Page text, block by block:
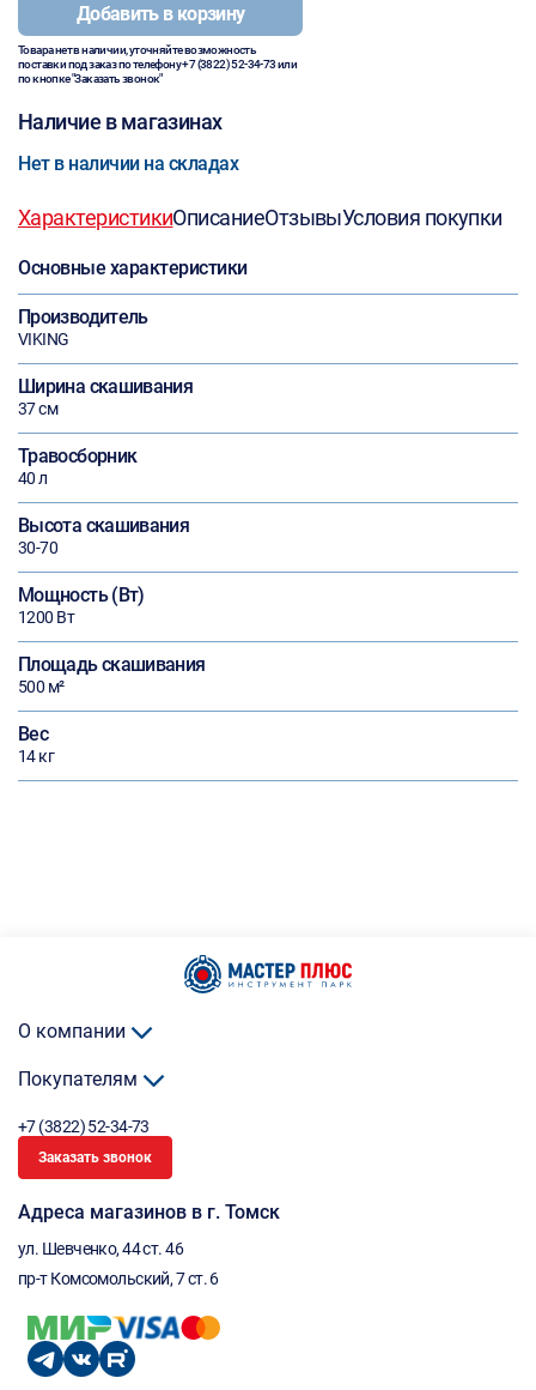
Добавить в корзину
Товара нет в наличии, уточняйте возможность
поставки под заказ по телефону+7 (3822) 52-34-73или
по кнопке "Заказать звонок"
Наличие в магазинах
Нет в наличии на складах
ХарактеристикиОписаниеОтзывыУсловия покупки
Основные характеристики
Производитель
VIKING
Ширина скашивания
37 см
Травосборник
40 л
Высота скашивания
30-70
Мощность (Вт)
1200 Вт
Площадь скашивания
500 м²
Вес
14 кг
О компании
Покупателям
+7 (3822) 52-34-73
Заказать звонок
Адреса магазинов в г. Томск
ул. Шевченко, 44 ст. 46
пр-т Комсомольский, 7 ст. 6